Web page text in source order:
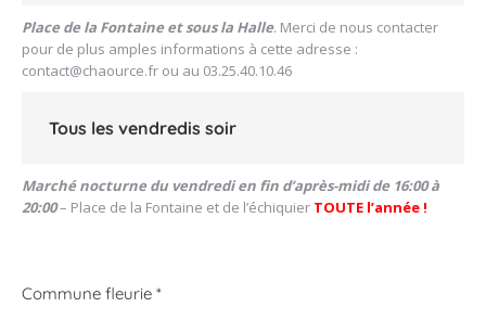
Place de la Fontaine et sous la Halle. Merci de nous contacter
pour de plus amples informations à cette adresse :
contact@chaource.fr ou au 03.25.40.10.46
Tous les vendredis soir
Marché nocturne du vendredi en fin d’après-midi de 16:00 à
20:00– Place de la Fontaine et de l’échiquier TOUTE l’année !
Commune fleurie *